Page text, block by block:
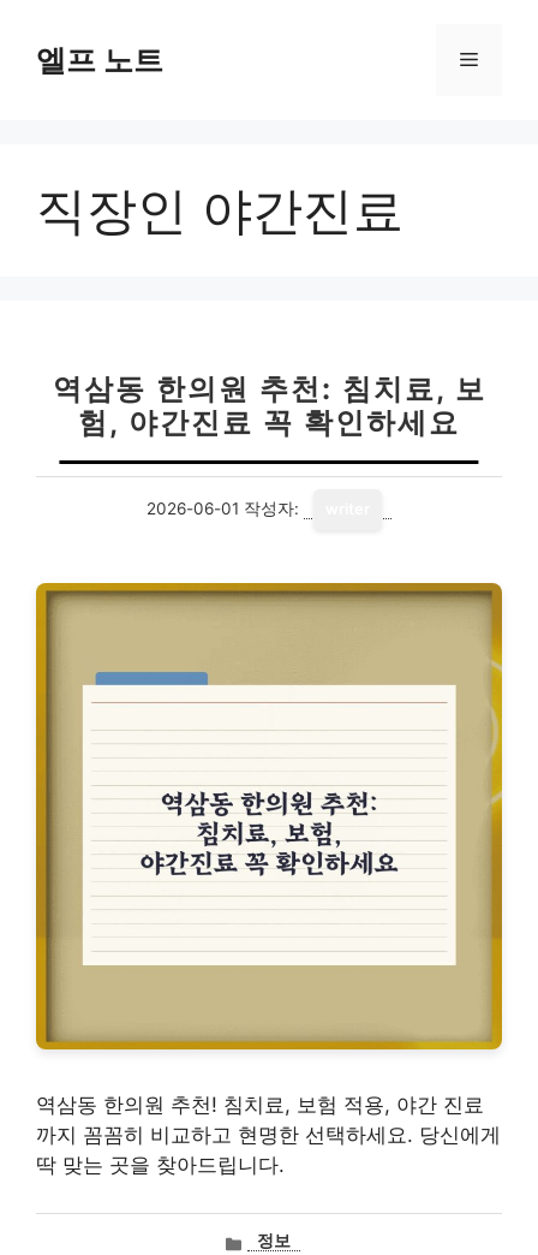
엘프 노트 메
직장인 야간진료
역삼동 한의원 추천: 침치료, 보
험, 야간진료 꼭 확인하세요
2026-06-01 작성자:
역삼동 한의원 추천! 침치료, 보험 적용, 야간 진료
까지 꼼꼼히 비교하고 현명한 선택하세요. 당신에게
딱 맞는 곳을 찾아드립니다.
카정보